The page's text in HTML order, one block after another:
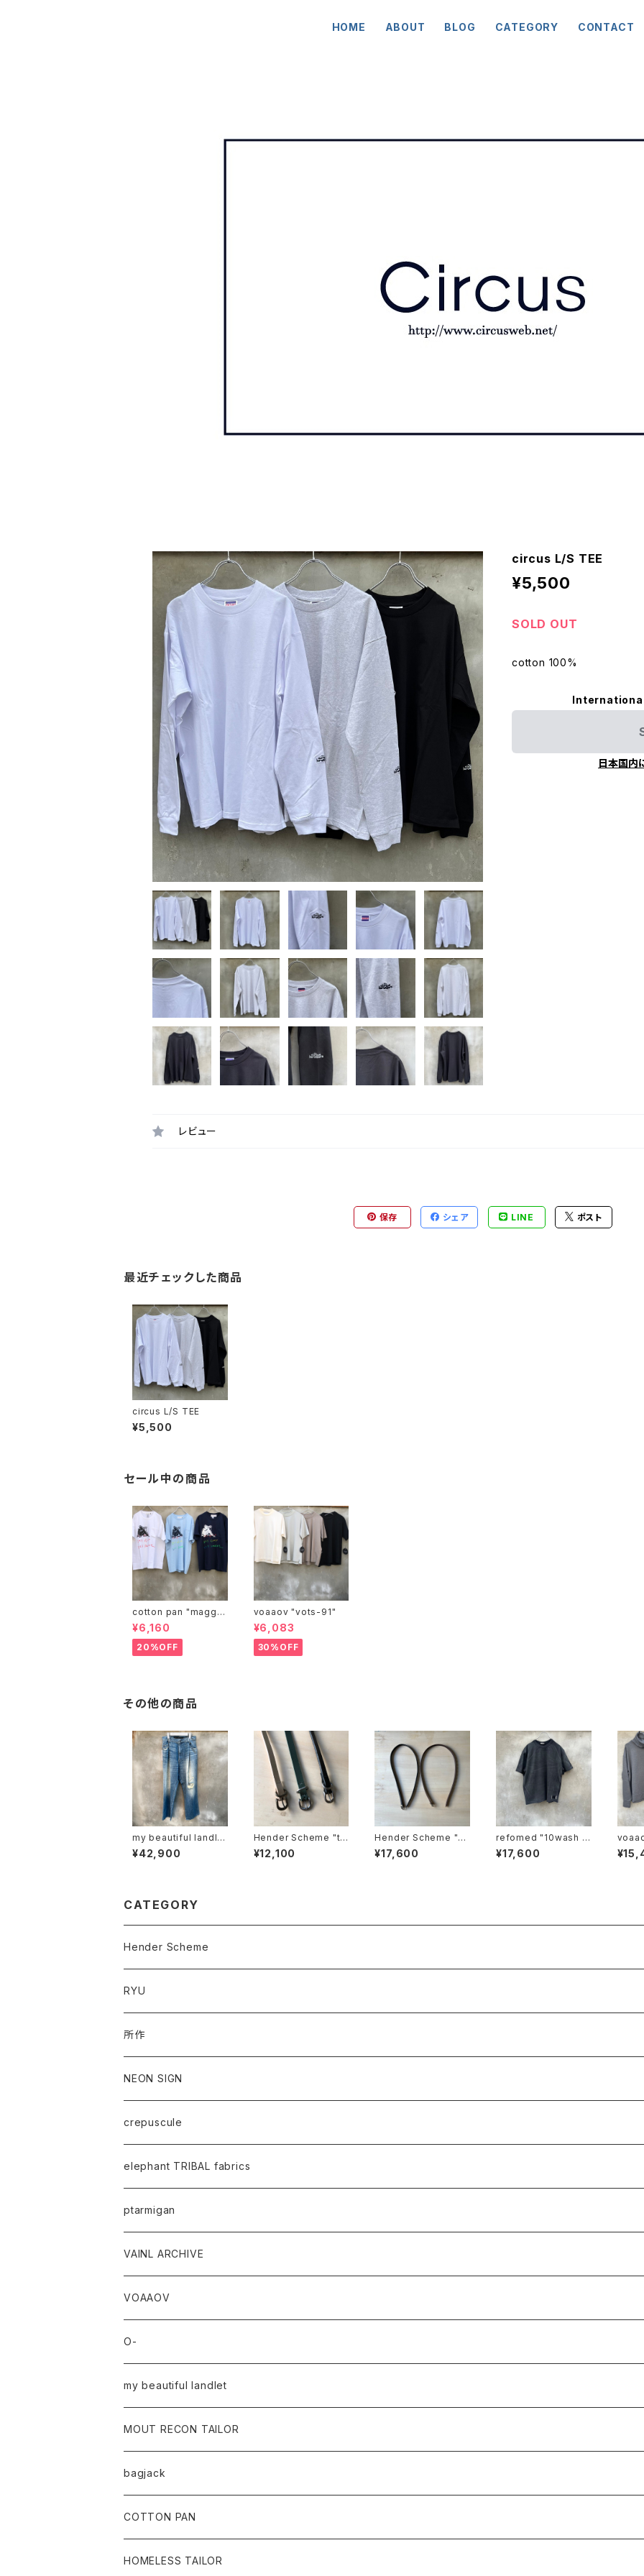
HOME ABOUT BLOG CATEGORY CONTACT
circus L/S TEE
¥5,500
SOLD OUT
cotton 100%
日本国内
レビュー
保存 シェア LINE ポスト
最近チェックした商品
circus L/S TEE
¥5,500
セール中の商品
cotton pan "maggie
may"
¥6,160
20%OFF
voaaov "vots-91"
¥6,083
30%OFF
その他の商品
my beautiful landlet
"mbl-wd-denim-pt2
-u"
¥42,900
Hender Scheme "tai
l belt"
¥12,100
Hender Scheme "ar
c belt"
¥17,600
refomed "10wash f
ormed tee "base"
¥17,600
CATEGORY
Hender Scheme
RYU
所作
NEON SIGN
crepuscule
elephant TRIBAL fabrics
ptarmigan
VAINL ARCHIVE
VOAAOV
O-
my beautiful landlet
MOUT RECON TAILOR
bagjack
baicyclon by bagjack
COTTON PAN
HOMELESS TAILOR